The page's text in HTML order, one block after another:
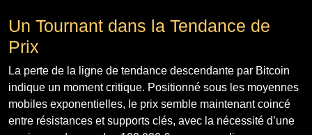
Un Tournant dans la Tendance de
Prix
La perte de la ligne de tendance descendante par Bitcoin
indique un moment critique. Positionné sous les moyennes
mobiles exponentielles, le prix semble maintenant coincé
entre résistances et supports clés, avec la nécessité d’une